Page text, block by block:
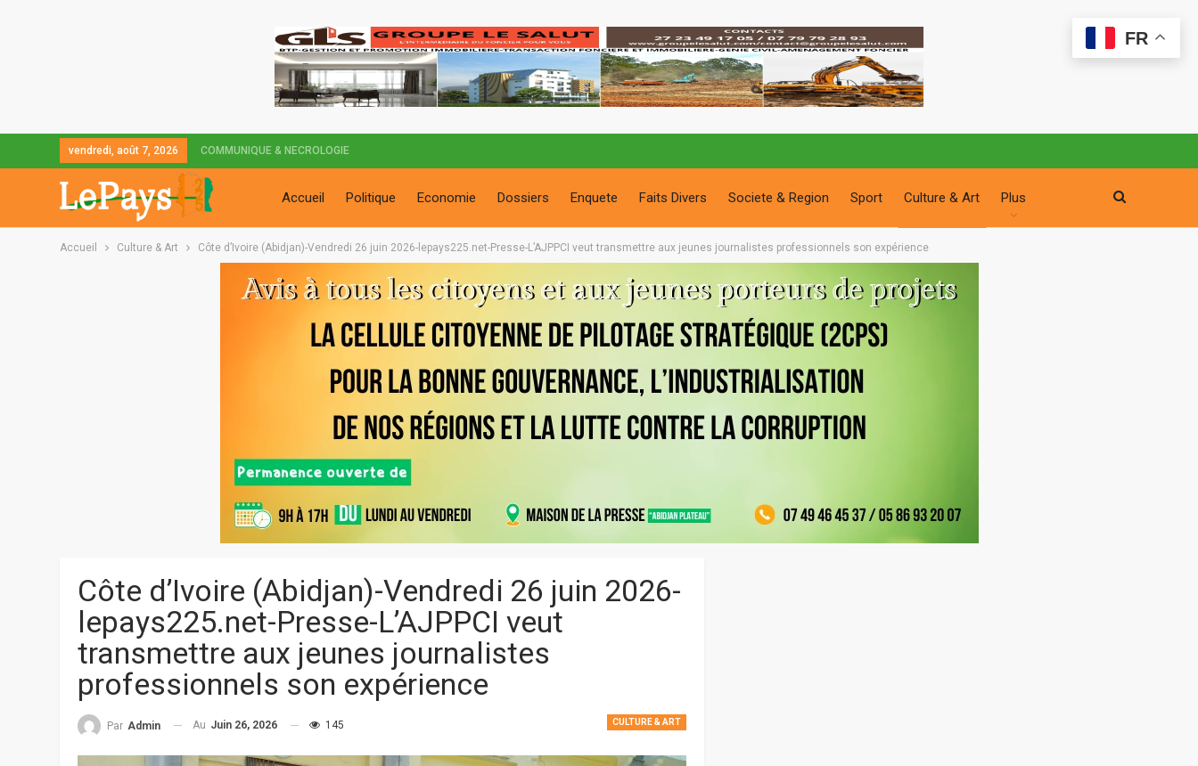
vendredi, août 7, 2026 COMMUNIQUE & NECROLOGIE
Accueil Politique Economie Dossiers Enquete Faits Divers Societe & Region Sport Culture & Art Plus
Accueil Culture & Art Côte d’Ivoire (Abidjan)-Vendredi 26 juin 2026-lepays225.net-Presse-L’AJPPCI veut transmettre aux jeunes journalistes professionnels son expérience
Côte d’Ivoire (Abidjan)-Vendredi 26 juin 2026-
lepays225.net-Presse-L’AJPPCI veut
transmettre aux jeunes journalistes
professionnels son expérience
CULTURE & ART
Par Admin Au Juin 26, 2026 145
FR